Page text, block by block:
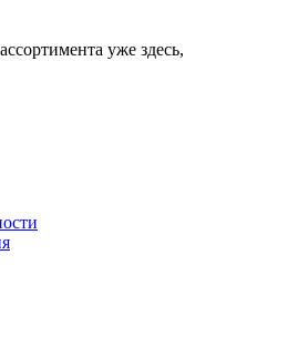
уже здесь,